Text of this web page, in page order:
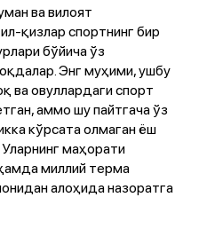
ва вилоят
қизлар спортнинг бир
бўйича ўз
Энг муҳими, ушбу
ва овуллардаги спорт
аммо шу пайтгача ўз
кўрсата олмаган ёш
маҳорати
миллий терма
алоҳида назоратга